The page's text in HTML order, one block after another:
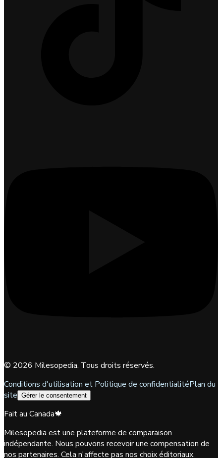
© 2026 Milesopedia. Tous droits réservés.
Conditions d'utilisation et Politique de confidentialitéPlan du
site Gérer le consentement
Fait au Canada🍁
Milesopedia est une plateforme de comparaison
indépendante. Nous pouvons recevoir une compensation de
nos partenaires. Cela n'affecte pas nos choix éditoriaux.